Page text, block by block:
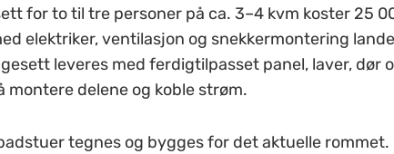
for to til tre personer på ca. 3–4 kvm koster 25
elektriker, ventilasjon og snekkermontering
leveres med ferdigtilpasset panel, laver, dør
montere delene og koble strøm.
tegnes og bygges for det aktuelle